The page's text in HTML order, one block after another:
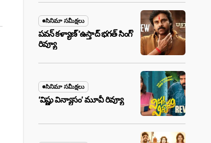
సినిమా సమీక్షలు
పవన్ కళ్యాణ్ ‘ఉస్తాద్ భ‌గ‌త్ సింగ్’
రివ్యూ
సినిమా సమీక్షలు
‘విష్ణు విన్యాసం’ మూవీ రివ్యూ